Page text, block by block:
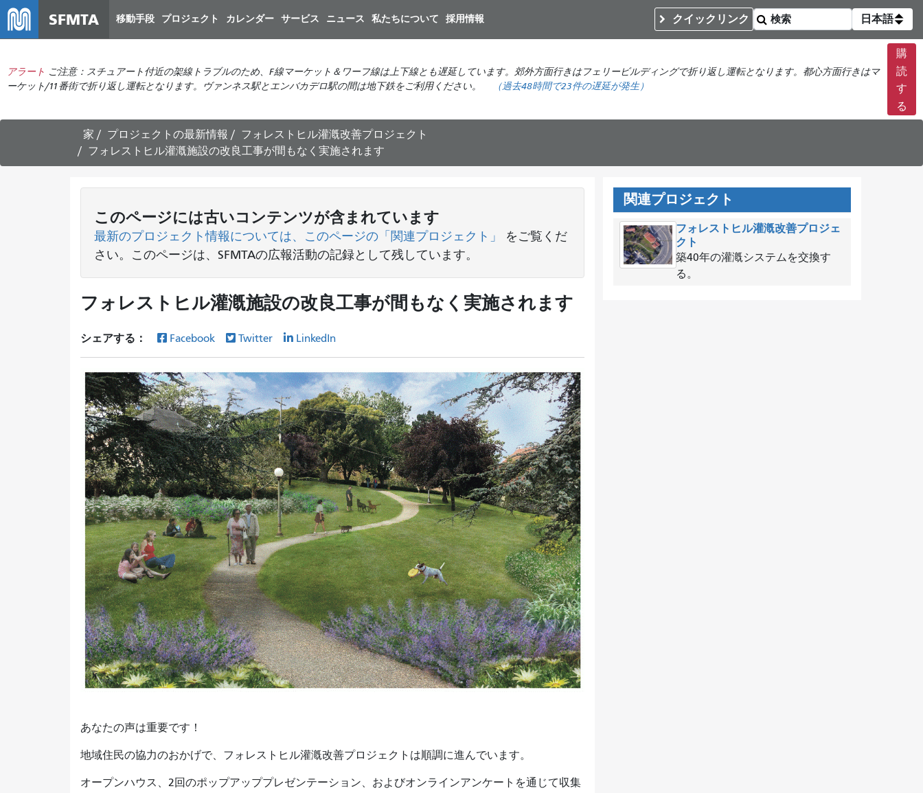
イ
ン
ン
テ
SFMTA 移動手段 プロジェクト カレンダー サービス ニュース 私たちについて 採用情報 クイックリンク 日本語
アラート ご注意：スチュアート付近の架線トラブルのため、F線マーケット＆ワーフ線は上下線とも遅延しています。郊外方面行きはフェリービルディングで折り返し運転となります。都心方面行きはマ
ーケット/11番街で折り返し運転となります。ヴァンネス駅とエンバカデロ駅の間は地下鉄をご利用ください。
（過去48時間で23件の遅延が発生）
購
読
す
る
家 プロジェクトの最新情報
フォレストヒル灌漑改善プロジェクト
フォレストヒル灌漑施設の改良工事が間もなく実施されます
このページには古いコンテンツが含まれています
最新のプロジェクト情報については、このページの「関連プロジェクト」
をご覧くだ
さい。このページは、SFMTAの広報活動の記録として残しています。
フォレストヒル灌漑施設の改良工事が間もなく実施されます
シェアする： Facebook Twitter LinkedIn
あなたの声は重要です！
地域住民の協力のおかげで、フォレストヒル灌漑改善プロジェクトは順調に進んでいます。
オープンハウス、2回のポップアッププレゼンテーション、およびオンラインアンケートを通じて収集
関連プロジェクト
フォレストヒル灌漑改善プロジェ
クト
築40年の灌漑システムを交換す
る。